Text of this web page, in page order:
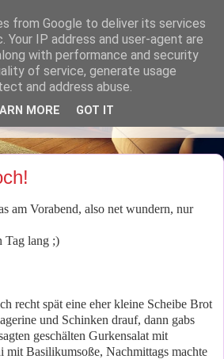
lädt Dich in ihr
ein.
und lies ein wenig über meine
am Vorabend, also net wundern, nur
Tag lang ;)
recht spät eine eher kleine Scheibe Brot
und Schinken drauf, dann gabs
geschälten Gurkensalat mit
mit Basilikumsoße, Nachmittags machte
from Google to deliver its services
Your IP address and user-agent are
with performance and security
of service, generate usage
and address abuse.
MORE GOT IT